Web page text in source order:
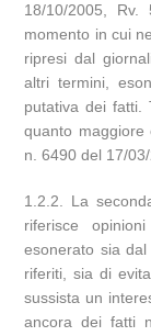
18/10/2005,
momento in cui
ripresi dal
altri termini,
putativa dei fatti.
quanto
n. 6490 del 17/
1.2.2. La
riferisce
esonerato sia
riferiti, sia di
sussista un
ancora dei fatti